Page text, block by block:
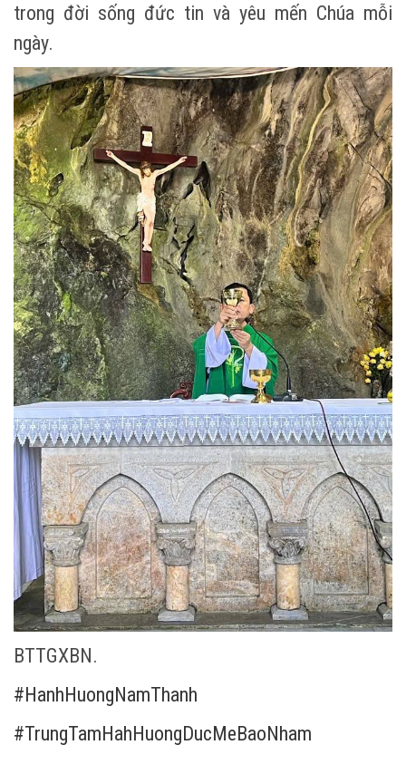
trong đời sống đức tin và yêu mến Chúa mỗi
ngày.
BTTGXBN.
#HanhHuongNamThanh
#TrungTamHahHuongDucMeBaoNham